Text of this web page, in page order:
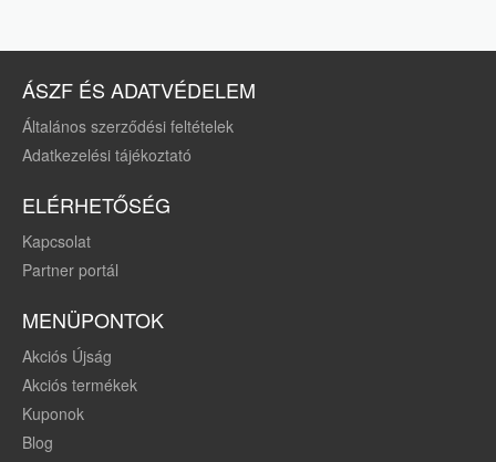
ÁSZF ÉS ADATVÉDELEM
Általános szerződési feltételek
Adatkezelési tájékoztató
ELÉRHETŐSÉG
Kapcsolat
Partner portál
MENÜPONTOK
Akciós Újság
Akciós termékek
Kuponok
Blog